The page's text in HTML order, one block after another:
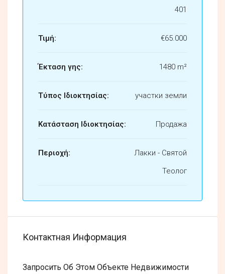
401
Τιμή: €65.000
Έκταση γης: 1480 m²
Τύπος Ιδιοκτησίας: участки земли
Κατάσταση Ιδιοκτησίας: Продажа
Περιοχή:
Лакки - Святой
Теолог
Контактная Информация
Запросить Об Этом Объекте Недвижимости